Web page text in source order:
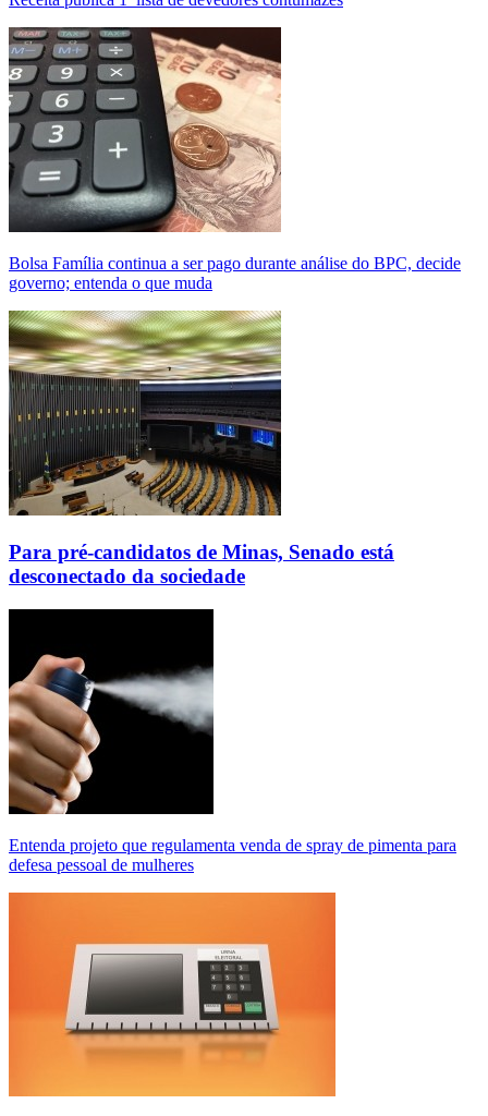
Bolsa Família continua a ser pago durante análise do BPC, decide
governo; entenda o que muda
Para pré-candidatos de Minas, Senado está
desconectado da sociedade
Entenda projeto que regulamenta venda de spray de pimenta para
defesa pessoal de mulheres